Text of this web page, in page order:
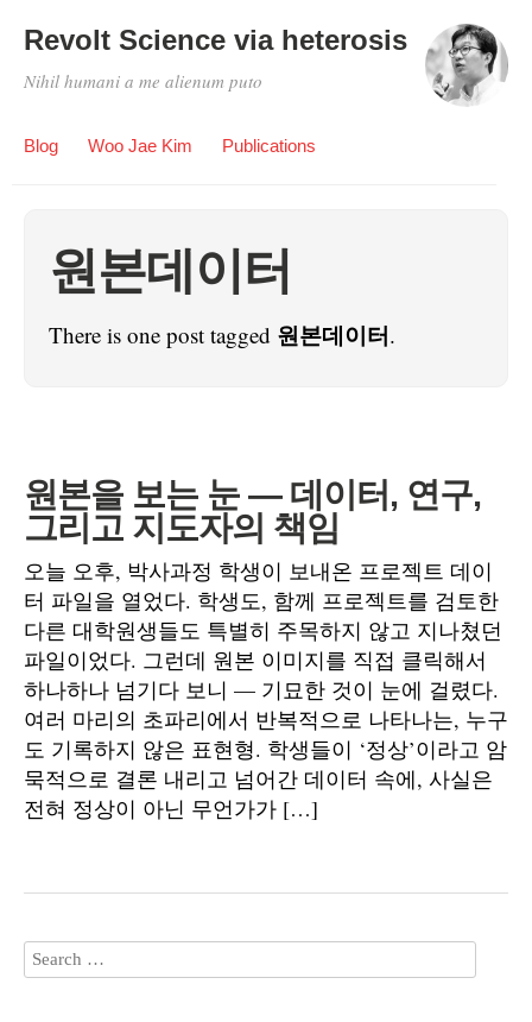
Revolt Science via heterosis
Nihil humani a me alienum puto
Blog Woo Jae Kim Publications
원본데이터
There is one post tagged 원본데이터.
원본을 보는 눈 — 데이터, 연구,
그리고 지도자의 책임
오늘 오후, 박사과정 학생이 보내온 프로젝트 데이
터 파일을 열었다. 학생도, 함께 프로젝트를 검토한
다른 대학원생들도 특별히 주목하지 않고 지나쳤던
파일이었다. 그런데 원본 이미지를 직접 클릭해서
하나하나 넘기다 보니 — 기묘한 것이 눈에 걸렸다.
여러 마리의 초파리에서 반복적으로 나타나는, 누구
도 기록하지 않은 표현형. 학생들이 ‘정상’이라고 암
묵적으로 결론 내리고 넘어간 데이터 속에, 사실은
전혀 정상이 아닌 무언가가 […]